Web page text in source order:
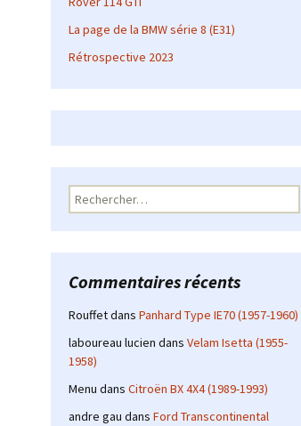
La page de la BMW série 8 (E31)
Rétrospective 2023
Rechercher :
Commentaires récents
Rouffetdans Panhard Type IE70 (1957-1960)
laboureau lucien dans Velam Isetta (1955-
1958)
Menu dans Citroën BX 4X4 (1989-1993)
andre gau dans Ford Transcontinental